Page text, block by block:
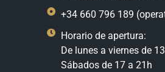
+34 660 796 189
Horario de apertura:
De lunes a viernes de
Sábados de 17 a 21h